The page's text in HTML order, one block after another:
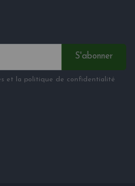
S'abonner
et la politique de confidentialité